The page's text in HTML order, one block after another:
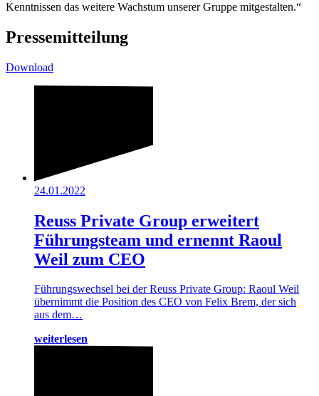
Kenntnissen das weitere Wachstum unserer Gruppe mitgestalten.“
Pressemitteilung
Download
24.01.2022
Reuss Private Group erweitert
Führungsteam und ernennt Raoul
Weil zum CEO
Führungswechsel bei der Reuss Private Group: Raoul Weil
übernimmt die Position des CEO von Felix Brem, der sich
aus dem…
weiterlesen